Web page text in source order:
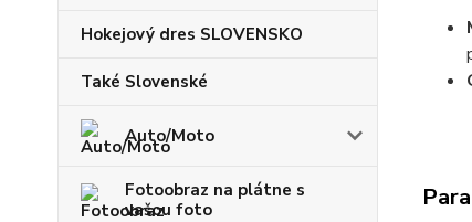
Hokejový dres SLOVENSKO
Také Slovenské
Auto/Moto
Fotoobraz na plátne s
vašou foto